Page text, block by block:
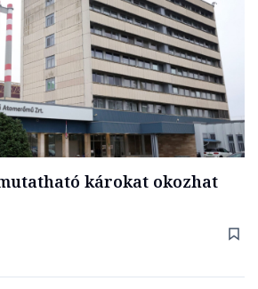
károkat okozhat